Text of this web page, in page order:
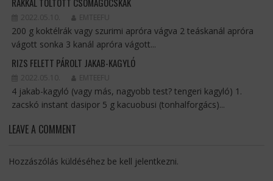
2022.05.10. EMTEEFU
200 g koktélrák vagy szurimi apróra vágva 2 teáskanál apróra
vágott sonka 3 kanál apróra vágott...
RIZS FELETT PÁROLT JAKAB-KAGYLÓ
2022.05.10. EMTEEFU
4 jakab-kagyló (vagy más, nagyobb test? tengeri kagyló) 1.
zacskó instant dasipor 5 g kacuobusi (tonhalforgács)...
LEAVE A COMMENT
Hozzászólás küldéséhez be kell jelentkezni.